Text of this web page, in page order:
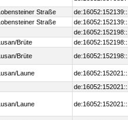
Lobensteiner Straße
Lobensteiner Straße
Lusan/Brüte
Lusan/Brüte
Lusan/Laune
Lusan/Laune